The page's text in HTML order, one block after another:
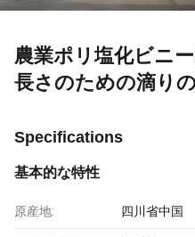
農業ポリ塩化ビニ
長さのための滴り
Specifications
基本的な特性
原産地: 四川省中国